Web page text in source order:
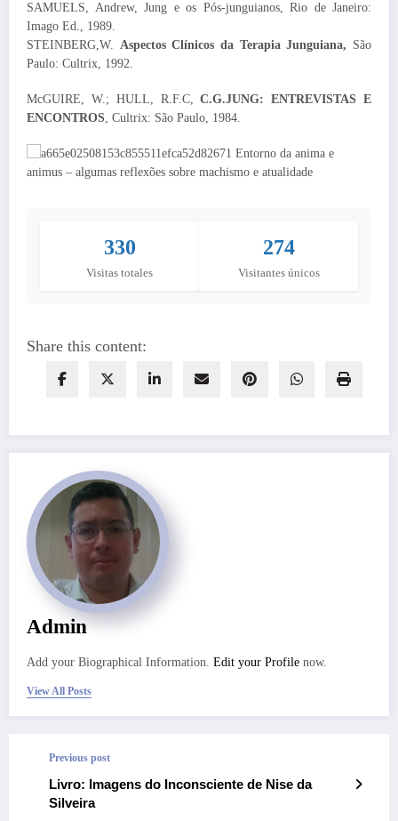
SAMUELS, Andrew, Jung e os Pós-junguianos, Rio de Janeiro:
Imago Ed., 1989.
STEINBERG,W. Aspectos Clínicos da Terapia Junguiana, São
Paulo: Cultrix, 1992.
McGUIRE, W.; HULL, R.F.C,C.G.JUNG: ENTREVISTAS E
ENCONTROS, Cultrix: São Paulo, 1984.
330
Visitas totales
274
Visitantes únicos
Share this content:
Admin
Add your Biographical Information. Edit your Profile now.
View All Posts
Previous post
Livro: Imagens do Inconsciente de Nise da
Silveira